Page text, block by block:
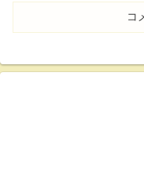
コ